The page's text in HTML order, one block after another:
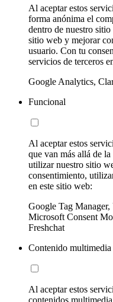
Al aceptar estos
forma anónima el
dentro de nuestro
sitio web y mejorar
usuario. Con tu
servicios de terceros
Google Analytics,
Funcional
Al aceptar estos
que van más allá de
utilizar nuestro sitio
consentimiento,
en este sitio web:
Google Tag
Microsoft Consent
Freshchat
Contenido multimedia
Al aceptar estos